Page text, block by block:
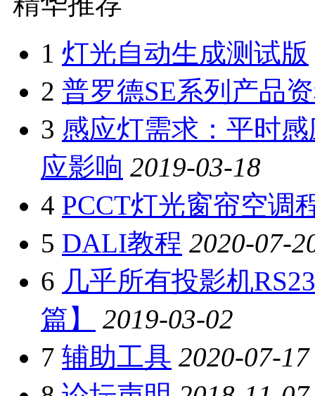
1 灯光自动生成测试版
2 普罗德SE系列产品
3 感应灯需求：平时
应影响 2019-03-18
4 PCCT灯光窗帘空调
5 DALI教程 2020-07-
6 几乎所有投影机
篇】
2019-03-02
7 辅助工具 2020-07-17